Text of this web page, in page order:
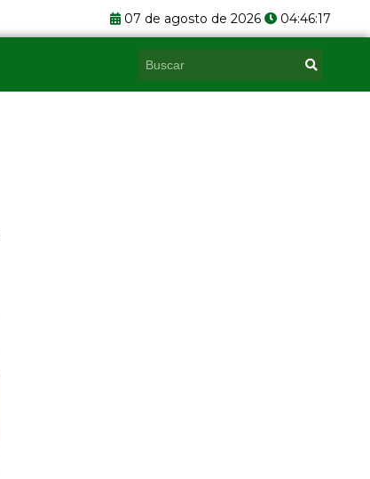
07 de agosto de 2026 04:46:18